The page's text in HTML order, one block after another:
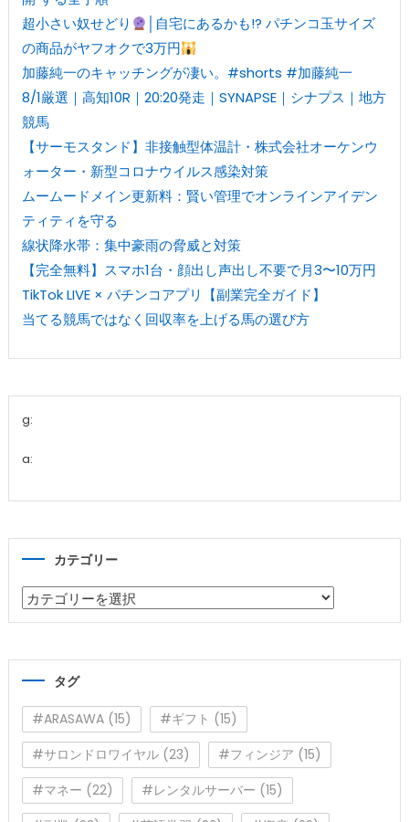
超小さい奴せどり
│自宅にあるかも!? パチンコ玉サイズ
の商品がヤフオクで3万円
加藤純一のキャッチングが凄い。#shorts #加藤純一
8/1厳選｜高知10R｜20:20発走｜SYNAPSE｜シナプス｜地方
競馬
【サーモスタンド】非接触型体温計・株式会社オーケンウ
ォーター・新型コロナウイルス感染対策
ムームードメイン更新料：賢い管理でオンラインアイデン
ティティを守る
線状降水帯：集中豪雨の脅威と対策
【完全無料】スマホ1台・顔出し声出し不要で月3〜10万円
TikTok LIVE × パチンコアプリ【副業完全ガイド】
当てる競馬ではなく回収率を上げる馬の選び方
g:
a:
カテゴリー
カ
テ
タグ
#ARASAWA(15) #ギフト (15)
#サロンドロワイヤル(23) #フィンジア (15)
#マネー (22) #レンタルサーバー (15)